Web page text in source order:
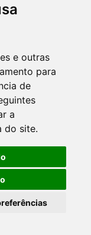
e outras
para
de
a
do site.
Ambiente
4.0
às